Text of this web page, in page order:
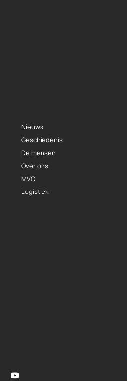
Nieuws
Geschiedenis
De mensen
Over ons
MVO
Logistiek